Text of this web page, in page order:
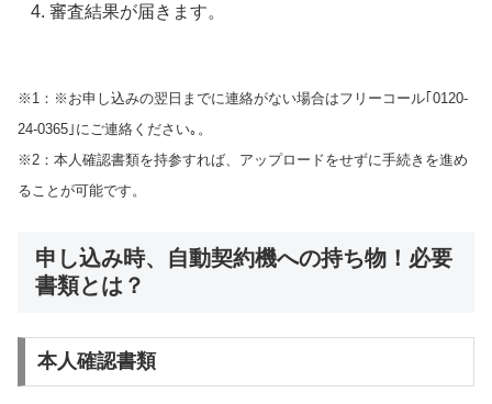
審査結果が届きます。
※1：※お申し込みの翌日までに連絡がない場合はフリーコール｢0120-
24-0365｣にご連絡ください｡。
※2：本人確認書類を持参すれば、アップロードをせずに手続きを進め
ることが可能です。
申し込み時、自動契約機への持ち物！必要
書類とは？
本人確認書類